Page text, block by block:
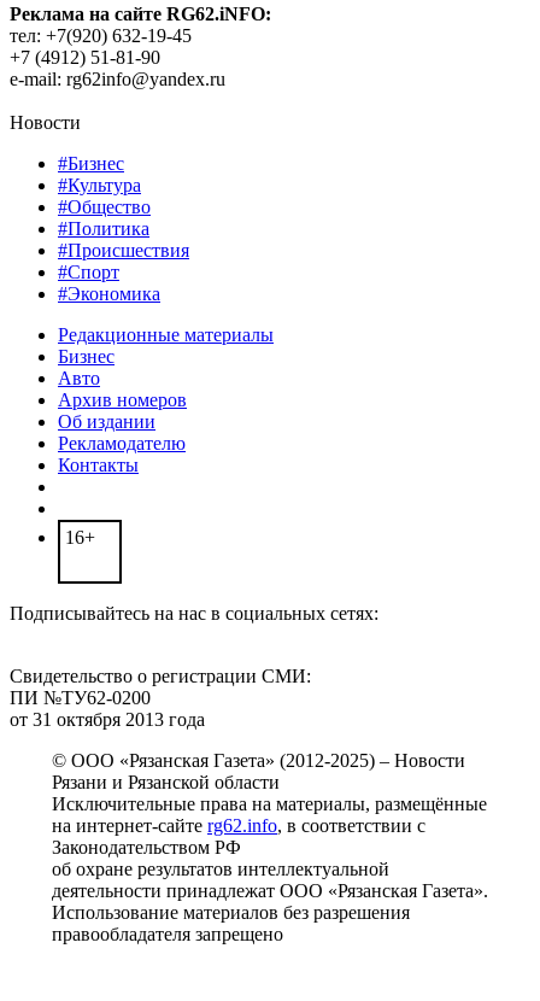
Реклама на сайте RG62.iNFO:
тел: +7(920) 632-19-45
+7 (4912) 51-81-90
e-mail: rg62info@yandex.ru
Новости
#Бизнес
#Культура
#Общество
#Политика
#Происшествия
#Спорт
#Экономика
Редакционные материалы
Бизнес
Авто
Архив номеров
Об издании
Рекламодателю
Контакты
16+
Подписывайтесь на нас в социальных сетях:
Свидетельство о регистрации СМИ:
ПИ №ТУ62-0200
от 31 октября 2013 года
© ООО «Рязанская Газета» (2012-2025) – Новости
Рязани и Рязанской области
Исключительные права на материалы, размещённые
на интернет-сайте rg62.info, в соответствии с
Законодательством РФ
об охране результатов интеллектуальной
деятельности принадлежат ООО «Рязанская Газета».
Использование материалов без разрешения
правообладателя запрещено